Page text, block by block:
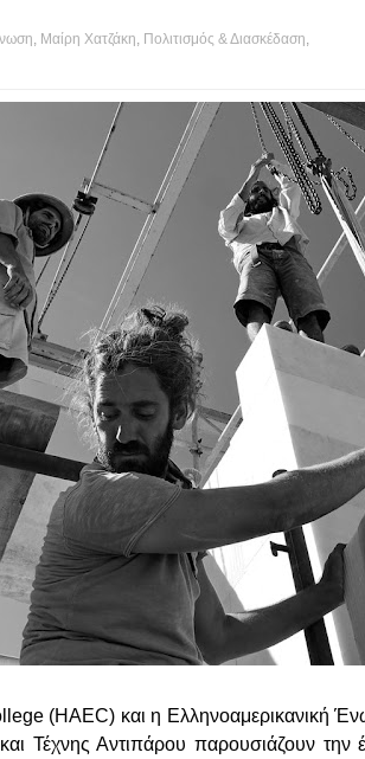
Μαίρη Χατζάκη Πολιτισμός & Διασκέδαση
(HAEC) και η Ελληνοαμερικανική
Τέχνης Αντιπάρου παρουσιάζουν την